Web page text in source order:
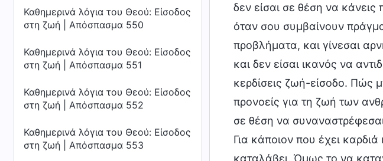
Καθημερινά λόγια του Θεού: Είσοδος
στη ζωή | Απόσπασμα 550
Καθημερινά λόγια του Θεού: Είσοδος
στη ζωή | Απόσπασμα 551
Καθημερινά λόγια του Θεού: Είσοδος
στη ζωή | Απόσπασμα 552
Καθημερινά λόγια του Θεού: Είσοδος
στη ζωή | Απόσπασμα 553